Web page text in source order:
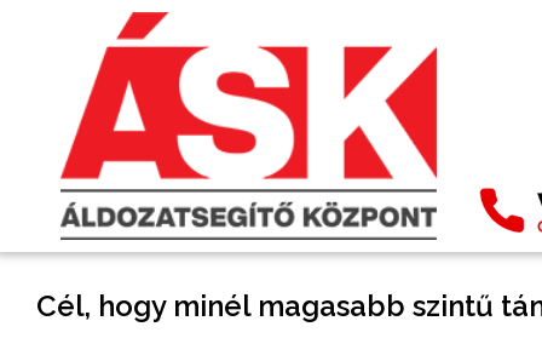
Cél, hogy minél magasabb szintű